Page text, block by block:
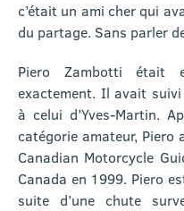
c’était un ami cher qui
du partage. Sans parler
Piero Zambotti était
exactement. Il avait
à celui d’Yves-Martin.
catégorie amateur,
Canadian Motorcycle
Canada en 1999. Piero
suite d’une chute